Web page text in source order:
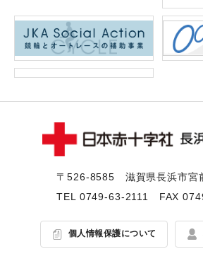
〒526-8585 滋賀県⻑浜市宮
TEL 0749-63-2111 FAX
個人情報保護について